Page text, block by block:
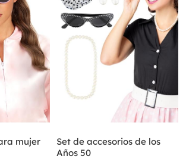
mujer
Set de accesorios de los
Años 50